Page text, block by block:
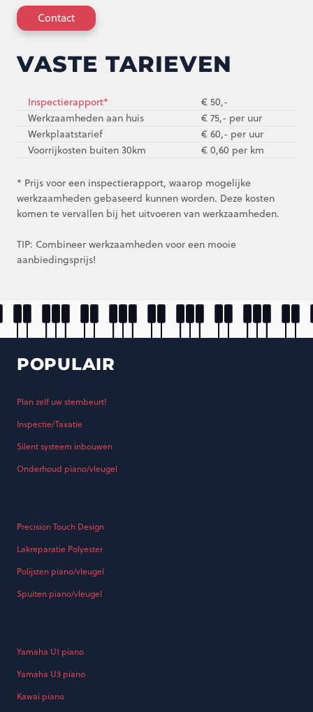
Contact
VASTE TARIEVEN
Inspectierapport*
€ 50,-
Werkzaamheden aan huis
€ 75,- per uur
Werkplaatstarief
€ 60,- per uur
Voorrijkosten buiten 30km
€ 0,60 per km
* Prijs voor een inspectierapport, waarop mogelijke
werkzaamheden gebaseerd kunnen worden. Deze kosten
komen te vervallen bij het uitvoeren van werkzaamheden.
TIP: Combineer werkzaamheden voor een mooie
aanbiedingsprijs!
POPULAIR
Plan zelf uw stembeurt!
Inspectie/Taxatie
Silent systeem inbouwen
Onderhoud piano/vleugel
Precision Touch Design
Lakreparatie Polyester
Polijsten piano/vleugel
Spuiten piano/vleugel
Yamaha U1 piano
Yamaha U3 piano
Kawai piano